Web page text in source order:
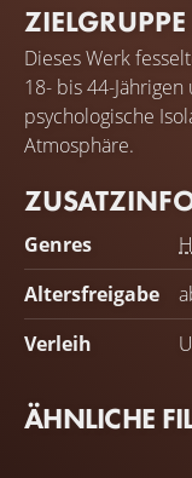
ZIELGRUPPE
Dieses Werk
18- bis 44-
psychologische
Atmosphäre.
Genres
Altersfreigabe
Verleih
ÄHNLICHE